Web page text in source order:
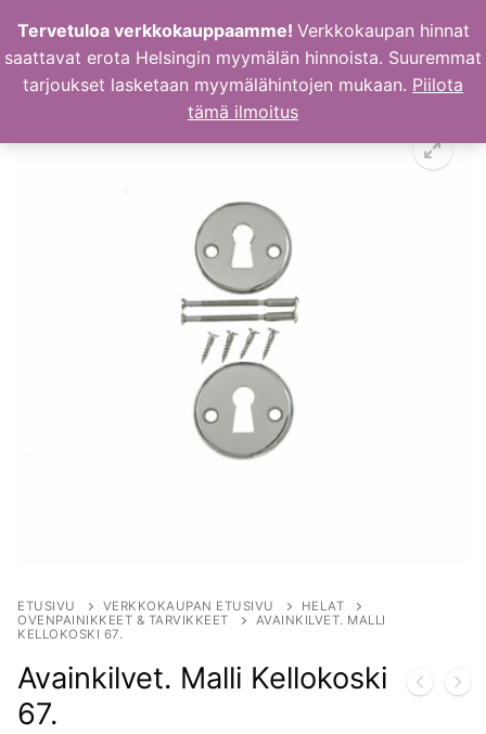
sisältöön
ETUSIVU VERKKOKAUPAN ETUSIVU
HELAT
OVENPAINIKKEET & TARVIKKEET
AVAINKILVET. MALLI
KELLOKOSKI 67.
Avainkilvet. Malli Kellokoski
67.
Tervetuloa verkkokauppaamme! Verkkokaupan hinnat
saattavat erota Helsingin myymälän hinnoista. Suuremmat
tarjoukset lasketaan myymälähintojen mukaan. Piilota
tämä ilmoitus